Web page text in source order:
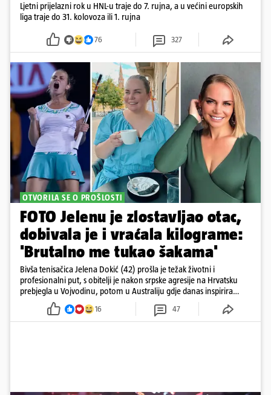
Ljetni prijelazni rok u HNL-u traje do 7. rujna, a u većini europskih
liga traje do 31. kolovoza ili 1. rujna
76 327
OTVORILA SE O PROŠLOSTI
FOTO Jelenu je zlostavljao otac,
dobivala je i vraćala kilograme:
'Brutalno me tukao šakama'
Bivša tenisačica Jelena Dokić (42) prošla je težak životni i
profesionalni put, s obitelji je nakon srpske agresije na Hrvatsku
prebjegla u Vojvodinu, potom u Australiju gdje danas inspirira
16 47